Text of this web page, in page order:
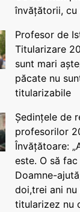
învățătorii, cu
Profesor de
Titularizare
sunt mari
păcate nu
titularizabile
Ședințele de
profesorilor
Învățătoare:
este. O să
Doamne-
doi,trei ani nu
titularizez nu